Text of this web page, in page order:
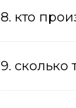
8. кто
9. сколько